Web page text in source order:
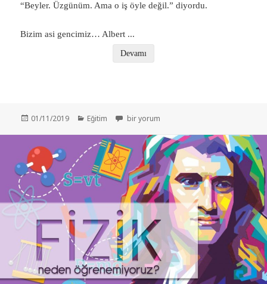
“Beyler. Üzgünüm. Ama o iş öyle değil.” diyordu.
Bizim asi gencimiz… Albert ...
Devamı
Yayın
01/11/2019 Kategoriler
Eğitim Zaman Nedir? için
bir yorum